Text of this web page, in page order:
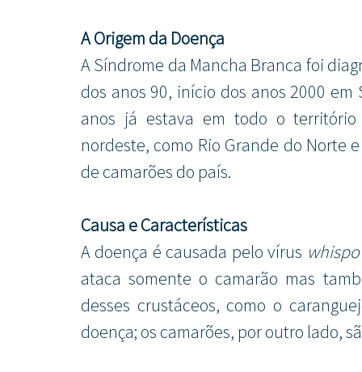
A Origem da Doença
A Síndrome da Mancha Branca foi
dos anos 90, início dos anos 2000
anos já estava em todo o
nordeste, como Rio Grande do Norte
de camarões do país.
Causa e Características
A doença é causada pelo vírus
ataca somente o camarão mas
desses crustáceos, como o
doença; os camarões, por outro lado,